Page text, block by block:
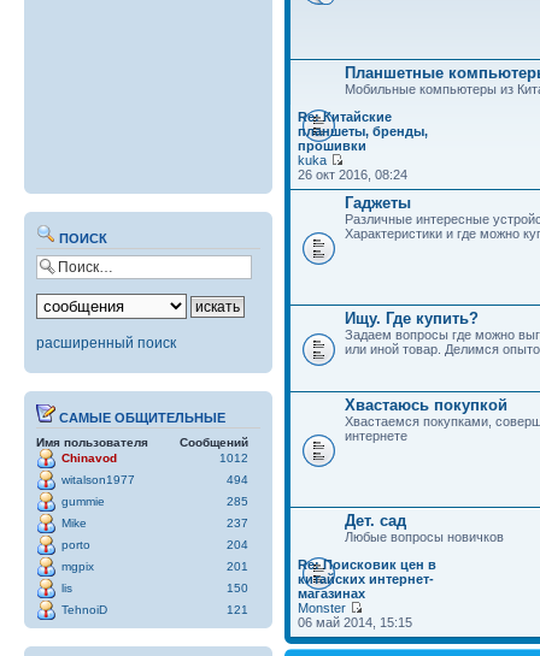
ПОИСК
расширенный поиск
САМЫЕ ОБЩИТЕЛЬНЫЕ
Имя пользователя
Сообщений
Chinavod
1012
witalson1977
494
gummie
285
Mike
237
porto
204
mgpix
201
lis
150
TehnoiD
121
Планшетные
Мобильные компьютеры из
Re: Китайские
планшеты, бренды,
прошивки
kuka
26 окт 2016, 08:24
Гаджеты
Различные интересные
Характеристики и где можно
Ищу. Где купить?
Задаем вопросы где можно
или иной товар. Делимся
Хвастаюсь покупкой
Хвастаемся покупками,
интернете
Дет. сад
Любые вопросы новичков
Re: Поисковик цен в
китайских интернет-
магазинах
Monster
06 май 2014, 15:15